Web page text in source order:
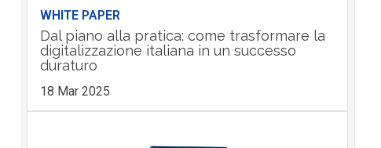
WHITE PAPER
Dal piano alla pratica: come trasformare la
digitalizzazione italiana in un successo
duraturo
18 Mar 2025